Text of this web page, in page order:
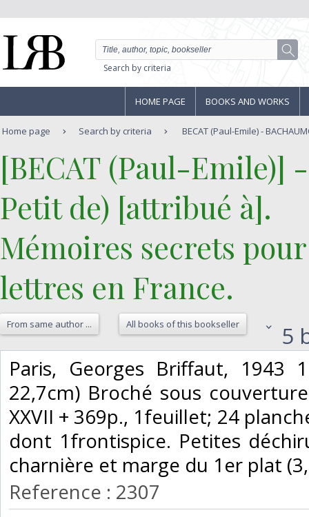
Search by criteria
HOME PAGE BOOKS AND WORKS
Home page Search by criteria BECAT (Paul-Emile) -
‎[BECAT (Paul-Emile)]
Petit de) [attribué à].‎
‎Mémoires secrets
lettres en France.‎
From same author ... All books of this bookseller 5
‎Paris, Georges Briffaut, 1943
22,7cm) Broché sous
XXVII + 369p., 1feuillet; 24
dont 1frontispice. Petites
charnière et marge du 1er plat
Reference : 2307